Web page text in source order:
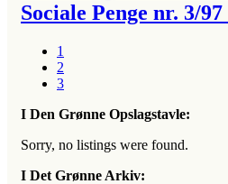
Sociale Penge nr. 3/97
1
2
3
I Den Grønne Opslagstavle:
Sorry, no listings were found.
I Det Grønne Arkiv: